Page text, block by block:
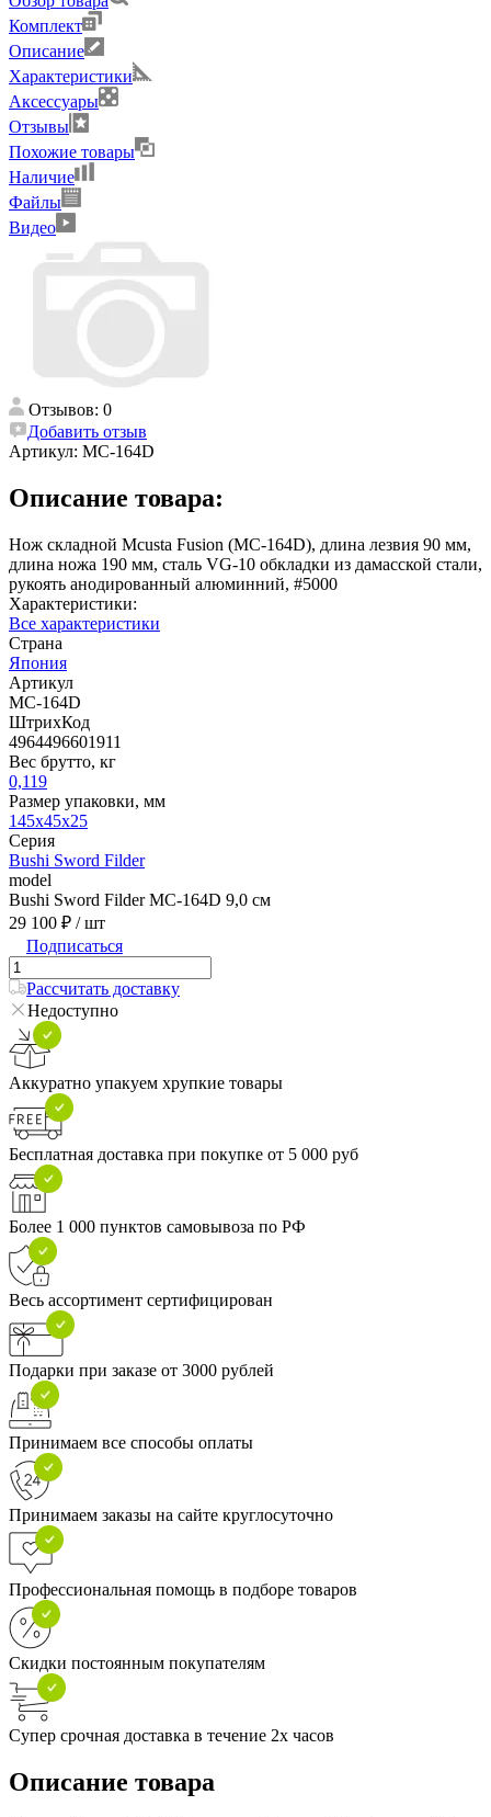
Комплект
Описание
Характеристики
Аксессуары
Отзывы
Похожие товары
Наличие
Файлы
Видео
Отзывов: 0
Добавить отзыв
Артикул: MC-164D
Описание товара:
Нож складной Mcusta Fusion (MC-164D), длина лезвия 90 мм,
длина ножа 190 мм, сталь VG-10 обкладки из дамасской стали,
рукоять анодированный алюминний, #5000
Характеристики:
Все характеристики
Страна
Япония
Артикул
MC-164D
ШтрихКод
4964496601911
Вес брутто, кг
0,119
Размер упаковки, мм
145x45x25
Серия
Bushi Sword Filder
model
Bushi Sword Filder MC-164D 9,0 см
29 100 ₽ / шт
Подписаться
Рассчитать доставку
Недоступно
Аккуратно упакуем хрупкие товары
Бесплатная доставка при покупке от 5 000 руб
Более 1 000 пунктов самовывоза по РФ
Весь ассортимент сертифицирован
Подарки при заказе от 3000 рублей
Принимаем все способы оплаты
Принимаем заказы на сайте круглосуточно
Профессиональная помощь в подборе товаров
Скидки постоянным покупателям
Супер срочная доставка в течение 2х часов
Описание товара